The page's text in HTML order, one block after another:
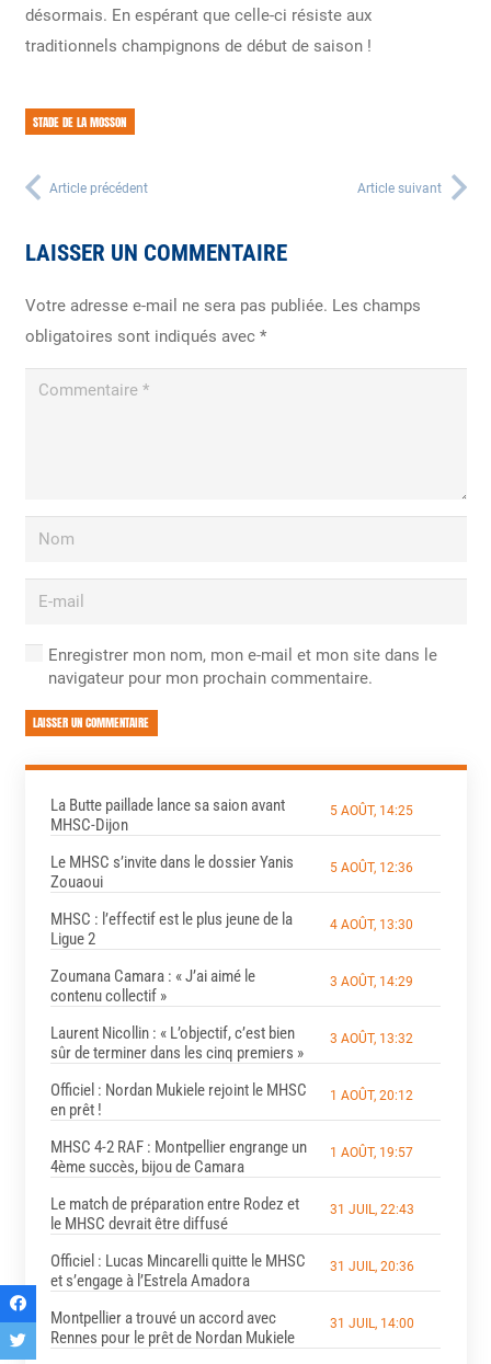
désormais. En espérant que celle-ci résiste aux
traditionnels champignons de début de saison !
STADE DE LA MOSSON
Article précédent Article suivant
LAISSER UN COMMENTAIRE
Votre adresse e-mail ne sera pas publiée. Les champs
obligatoires sont indiqués avec *
Enregistrer mon nom, mon e-mail et mon site dans le
navigateur pour mon prochain commentaire.
LAISSER UN COMMENTAIRE
La Butte paillade lance sa saion avant
MHSC-Dijon
5 AOÛT, 14:25
Le MHSC s’invite dans le dossier Yanis
Zouaoui
5 AOÛT, 12:36
MHSC : l’effectif est le plus jeune de la
Ligue 2
4 AOÛT, 13:30
Zoumana Camara : « J’ai aimé le
contenu collectif »
3 AOÛT, 14:29
Laurent Nicollin : « L’objectif, c’est bien
sûr de terminer dans les cinq premiers »
3 AOÛT, 13:32
Officiel : Nordan Mukiele rejoint le MHSC
en prêt !
1 AOÛT, 20:12
MHSC 4-2 RAF : Montpellier engrange un
4ème succès, bijou de Camara
1 AOÛT, 19:57
Le match de préparation entre Rodez et
le MHSC devrait être diffusé
31 JUIL, 22:43
Officiel : Lucas Mincarelli quitte le MHSC
et s’engage à l’Estrela Amadora
31 JUIL, 20:36
Montpellier a trouvé un accord avec
Rennes pour le prêt de Nordan Mukiele
31 JUIL, 14:00